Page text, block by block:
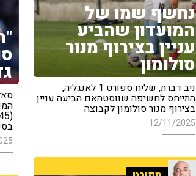
נחשף שמו של
המועדון שהביע
עניין בצירוף מנור
סולומון
ניב דברת, שליח ספורט 1 לאנגליה,
התייחס לחשיפה שווסטהאם הביעה עניין
בצירוף מנור סולומון לקבוצה
12/11/2025